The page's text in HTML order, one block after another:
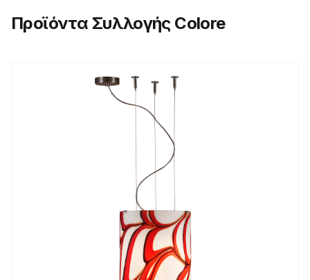
Προϊόντα Συλλογής Colore